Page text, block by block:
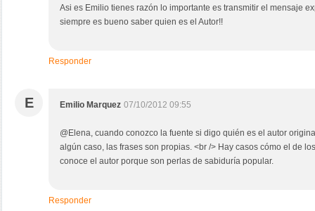
Asi es Emilio tienes razón lo importante es transmitir el mensaje
siempre es bueno saber quien es el Autor!!
Responder
E Emilio Marquez 07/10/2012 09:55
@Elena, cuando conozco la fuente si digo quién es el autor
algún caso, las frases son propias. <br /> Hay casos cómo el de
conoce el autor porque son perlas de sabiduría popular.
Responder